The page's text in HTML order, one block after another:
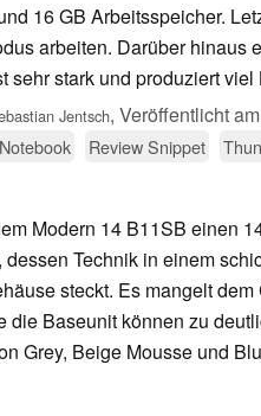
16 GB Arbeitsspeicher.
arbeiten. Darüber hinaus
sehr stark und produziert viel
Jentsch, Veröffentlicht am
Review Snippet
Modern 14 B11SB einen
dessen Technik in einem
steckt. Es mangelt
die Baseunit können zu
Grey, Beige Mousse und